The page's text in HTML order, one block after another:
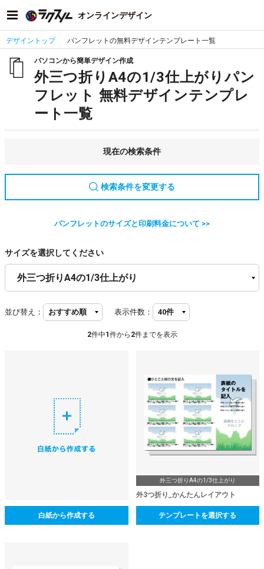
オンラインデザイン
デザイントップ パンフレットの無料デザインテンプレート一覧
パソコンから簡単デザイン作成
外三つ折りA4の1/3仕上がりパン
フレット 無料デザインテンプレ
ート一覧
現在の検索条件
検索条件を変更する
パンフレットのサイズと印刷料金について >>
サイズを選択してください
並び替え： 表示件数：
2件中1 件から 2件までを表示
白紙から作成する
外三つ折りA4の1/3仕上がり
外3つ折り_かんたんレイアウト
テンプレートを選択する